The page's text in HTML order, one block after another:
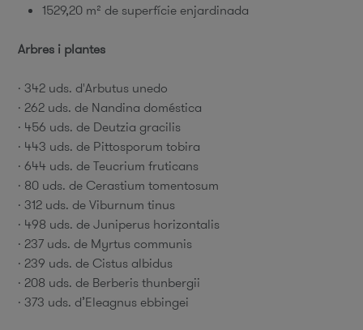
1529,20 m² de superfície enjardinada
Arbres i plantes
· 342 uds. d'Arbutus unedo
· 262 uds. de Nandina doméstica
· 456 uds. de Deutzia gracilis
· 443 uds. de Pittosporum tobira
· 644 uds. de Teucrium fruticans
· 80 uds. de Cerastium tomentosum
· 312 uds. de Viburnum tinus
· 498 uds. de Juniperus horizontalis
· 237 uds. de Myrtus communis
· 239 uds. de Cistus albidus
· 208 uds. de Berberis thunbergii
· 373 uds. d’Eleagnus ebbingei